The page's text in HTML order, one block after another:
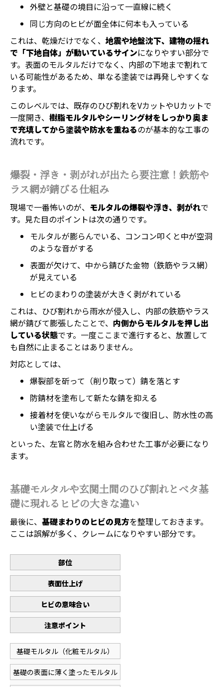
外壁と基礎の境目に沿って一直線に続く
同じ方向のヒビが面全体に何本も入っている
これは、乾燥だけでなく、 地震や地盤沈下、建物の揺れ
で「下地自体」が動いているサインになりやすい部分で
す。表面のモルタルだけでなく、内部の下地まで割れて
いる可能性があるため、単なる塗装では再発しやすくな
ります。
このレベルでは、既存のひび割れをVカットやUカットで
一度開き、 樹脂モルタルやシーリング材をしっかり奥ま
で充填してから塗装や防水を重ねるのが基本的な工事の
流れです。
爆裂・浮き・剥がれが出たら要注意！鉄筋や
ラス網が錆びる仕組み
現場で一番怖いのが、 モルタルの爆裂や浮き、剥がれで
す。見た目のポイントは次の通りです。
モルタルが膨らんでいる、コンコン叩くと中が空洞
のような音がする
表面が欠けて、中から錆びた金物（鉄筋やラス網）
が見えている
ヒビのまわりの塗装が大きく剥がれている
これは、ひび割れから雨水が侵入し、内部の鉄筋やラス
網が錆びて膨張したことで、 内側からモルタルを押し出
している状態です。一度ここまで進行すると、放置して
も自然に止まることはありません。
対応としては、
爆裂部を斫って（削り取って）錆を落とす
防錆材を塗布して新たな錆を抑える
接着材を使いながらモルタルで復旧し、防水性の高
い塗装で仕上げる
といった、左官と防水を組み合わせた工事が必要になり
ます。
基礎モルタルや玄関土間のひび割れとベタ基
礎に現れるヒビの大きな違い
最後に、 基礎まわりのヒビの見方を整理しておきます。
ここは誤解が多く、クレームになりやすい部分です。
部位
表面仕上げ
ヒビの意味合い
注意ポイント
基礎モルタル（化粧モルタル）
基礎の表面に薄く塗ったモルタル